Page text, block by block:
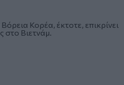
Κορέα, έκτοτε, επικρίνει
στο Βιετνάμ.